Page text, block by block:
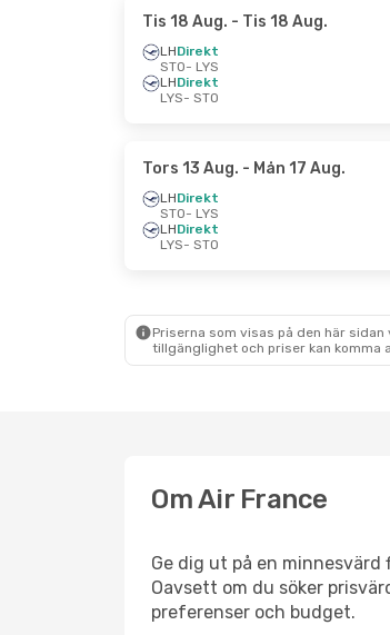
Tis 18 Aug. - Tis 18 Aug.
LHDirekt
STO- LYS
LHDirekt
LYS- STO
Tors 13 Aug. - Mån 17 Aug.
LHDirekt
STO- LYS
LHDirekt
LYS- STO
Priserna som visas på den här
tillgänglighet och priser kan komma
Om Air France
Ge dig ut på en
Oavsett om du söker
preferenser och budget.